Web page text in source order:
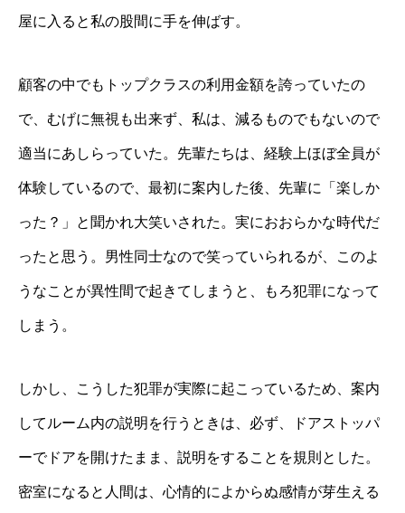
屋に入ると私の股間に手を伸ばす。
顧客の中でもトップクラスの利用金額を誇っていたの
で、むげに無視も出来ず、私は、減るものでもないので
適当にあしらっていた。先輩たちは、経験上ほぼ全員が
体験しているので、最初に案内した後、先輩に「楽しか
った？」と聞かれ大笑いされた。実におおらかな時代だ
ったと思う。男性同士なので笑っていられるが、このよ
うなことが異性間で起きてしまうと、もろ犯罪になって
しまう。
しかし、こうした犯罪が実際に起こっているため、案内
してルーム内の説明を行うときは、必ず、ドアストッパ
ーでドアを開けたまま、説明をすることを規則とした。
密室になると人間は、心情的によからぬ感情が芽生える